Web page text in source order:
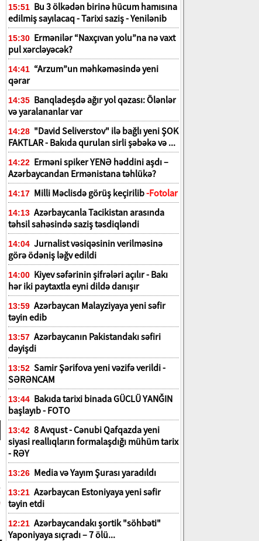
15:51 Bu 3 ölkədən birinə hücum hamısına
edilmiş sayılacaq - Tarixi saziş - Yenilənib
15:30 Ermənilər “Naxçıvan yolu”na nə vaxt
pul xərcləyəcək?
14:41 “Arzum”un məhkəməsində yeni
qərar
14:35 Banqladeşdə ağır yol qəzası: Ölənlər
və yaralananlar var
14:28 "David Seliverstov" ilə bağlı yeni ŞOK
FAKTLAR - Bakıda qurulan sirli şəbəkə və ...
14:22 Erməni spiker YENƏ həddini aşdı –
Azərbaycandan Ermənistana təhlükə?
14:17 Milli Məclisdə görüş keçirilib-Fotolar
14:13 Azərbaycanla Tacikistan arasında
təhsil sahəsində saziş təsdiqləndi
14:04 Jurnalist vəsiqəsinin verilməsinə
görə ödəniş ləğv edildi
14:00 Kiyev səfərinin şifrələri açılır - Bakı
hər iki paytaxtla eyni dildə danışır
13:59 Azərbaycan Malayziyaya yeni səfir
təyin edib
13:57 Azərbaycanın Pakistandakı səfiri
dəyişdi
13:52 Samir Şərifova yeni vəzifə verildi -
SƏRƏNCAM
13:44 Bakıda tarixi binada GÜCLÜ YANĞIN
başlayıb - FOTO
13:42 8 Avqust - Cənubi Qafqazda yeni
siyasi reallıqların formalaşdığı mühüm tarix
- RƏY
13:26 Media və Yayım Şurası yaradıldı
13:21 Azərbaycan Estoniyaya yeni səfir
təyin etdi
12:21 Azərbaycandakı şortik "söhbəti"
Yaponiyaya sıçradı – 7 ölü...